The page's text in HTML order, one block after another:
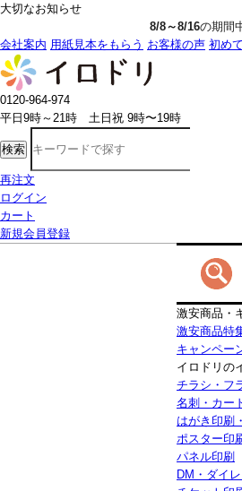
大切なお知らせ
の期間中は、一部の商品で生産
会社案内 用紙見本をもらう お客様の声 初め
0120-964-974
平日9時～21時 土日祝 9時〜19時
検索
再注文
ログイン
カート
新規会員登録
激安商品・
激安商品特
キャンペー
イロドリの
チラシ・フ
名刺・カー
はがき印刷
ポスター印
パネル印刷
DM・ダイ